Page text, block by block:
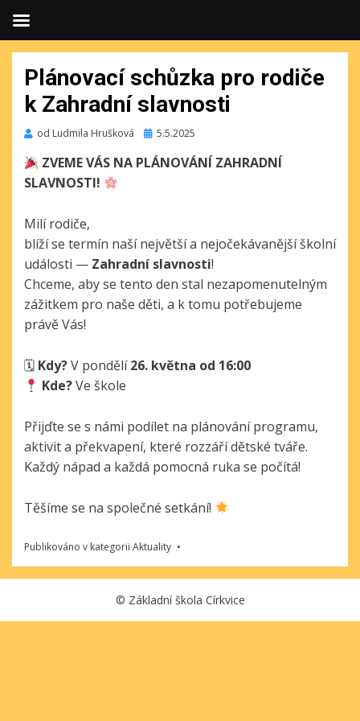
Plánovací schůzka pro rodiče
k Zahradní slavnosti
od Ludmila Hrušková Publikováno
5.5.2025
ZVEME VÁS NA PLÁNOVÁNÍ ZAHRADNÍ
SLAVNOSTI!
Milí rodiče,
blíží se termín naší největší a nejočekávanější školní
události — Zahradní slavnosti!
Chceme, aby se tento den stal nezapomenutelným
zážitkem pro naše děti, a k tomu potřebujeme
právě Vás!
🗓 Kdy?V pondělí26. května od 16:00
Kde?Ve škole
Přijďte se s námi podílet na plánování programu,
aktivit a překvapení, které rozzáří dětské tváře.
Každý nápad a každá pomocná ruka se počítá!
Těšíme se na společné setkání!
Publikováno v kategorii Aktuality
© Základní škola Církvice